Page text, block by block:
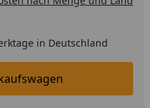
in Deutschland
den Einkaufswagen legen